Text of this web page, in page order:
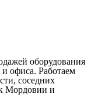
оборудования
офиса. Работаем
соседних
Мордовии и